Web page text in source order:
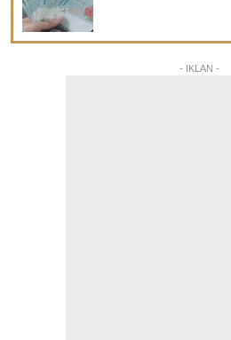
- IKLAN -